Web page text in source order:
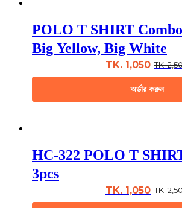
variants.
The
options
POLO T SHIRT
Big Yellow, Big White
TK. 1,050 TK.
অর্ডার করুন
variants.
The
options
HC-322 POLO T
3pcs
TK. 1,050 TK.